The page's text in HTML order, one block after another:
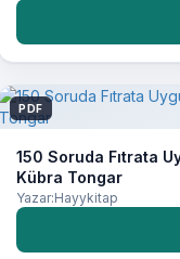
PDF
150 Soruda Fıtrata
Kübra Tongar
Yazar:Hayykitap